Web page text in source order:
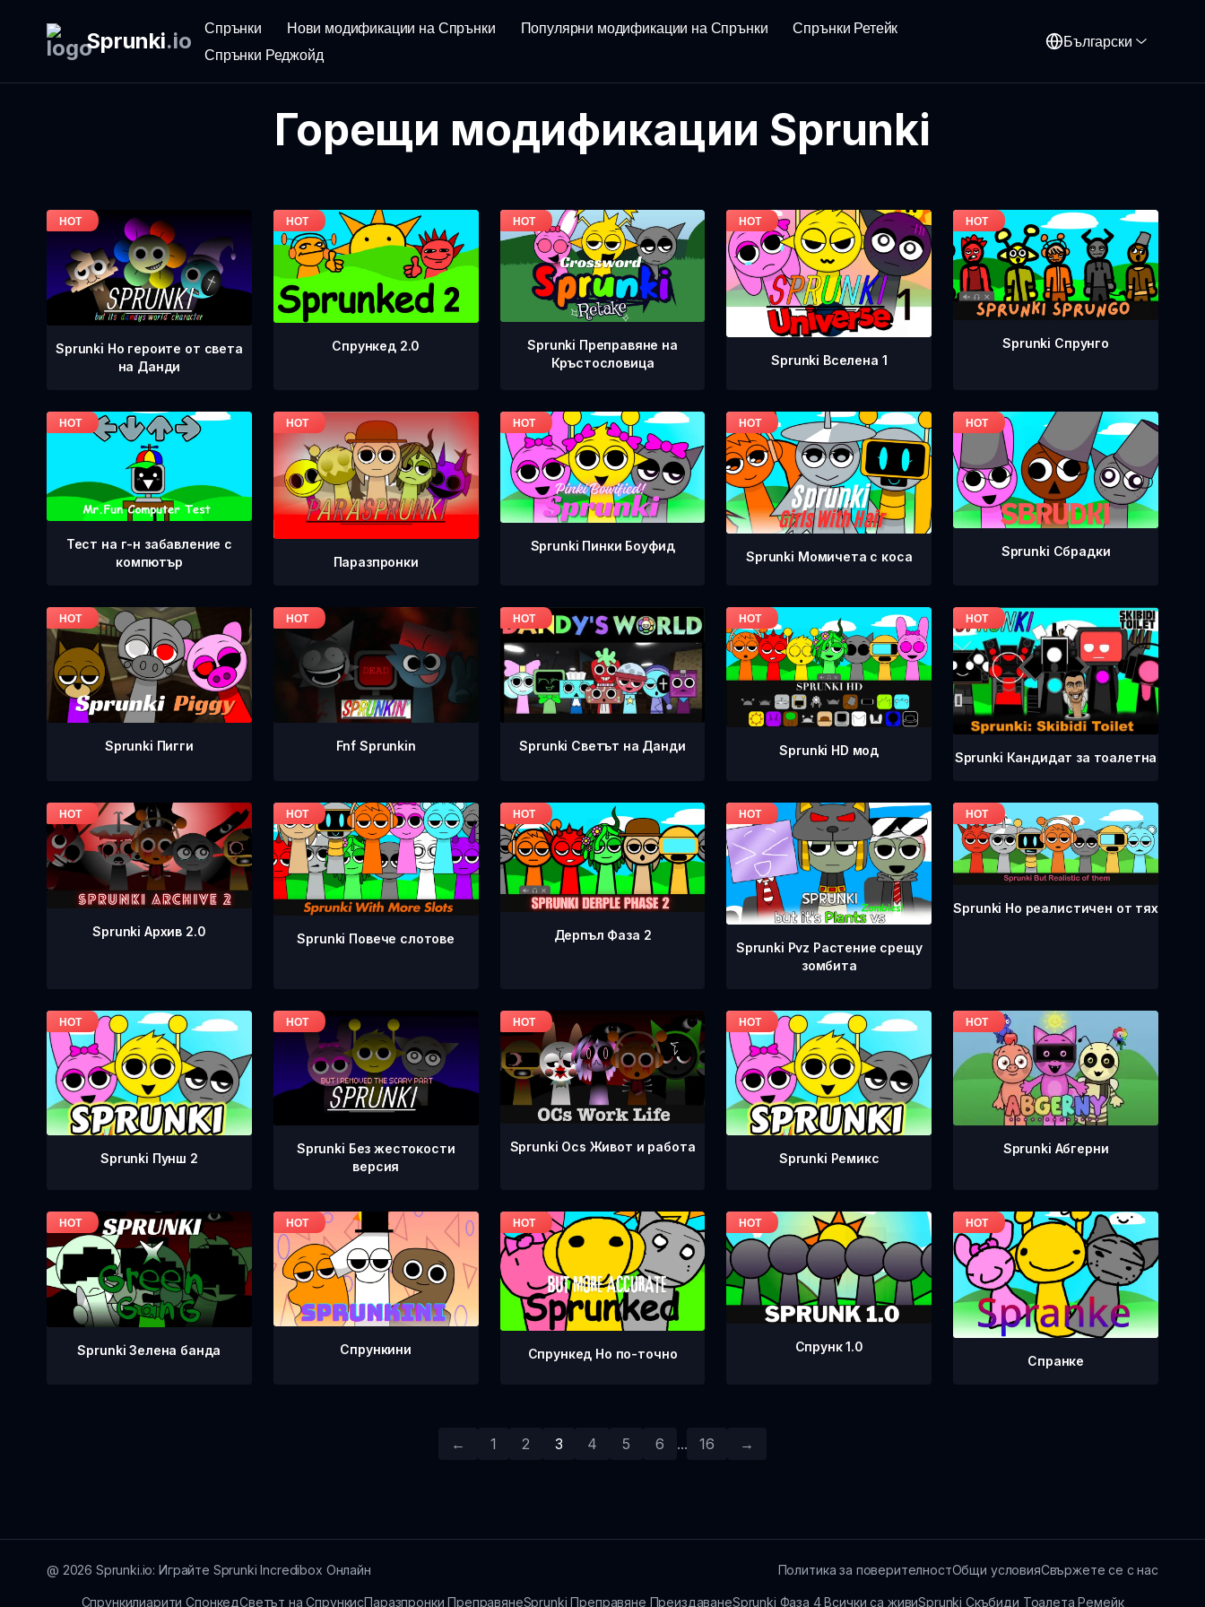
Sprunki.io Спрънки Нови модификации на Спрънки Популярни модификации на Спрънки
Спрънки Ретейк
Спрънки Реджойд
Български
Горещи модификации Sprunki
Sprunki Но героите от света
на Данди
Спрункед 2.0
Sprunki Преправяне на
Кръстословица
Sprunki Вселена 1
Sprunki Спрунго
Тест на г-н забавление с
компютър
Паразпронки
Sprunki Пинки Боуфид
Sprunki Момичета с коса Sprunki Сбрадки
Sprunki Пигги Fnf Sprunkin Sprunki Светът на Данди Sprunki HD мод Sprunki Кандидат за тоалетна
Sprunki Архив 2.0
Sprunki Повече слотове Дерпъл Фаза 2
Sprunki Pvz Растение срещу
зомбита
Sprunki Но реалистичен от тях
Sprunki Пунш 2
Sprunki Без жестокости
версия
Sprunki Ocs Живот и работа
Sprunki Ремикс
Sprunki Абгерни
Sprunki Зелена банда Спрункини Спрункед Но по-точно
Спрунк 1.0
Спранке
← 1 2 3 4 5 6 ... 16 →
@ 2026 Sprunki.io: Играйте Sprunki Incredibox Онлайн Политика за поверителностОбщи условияСвържете се с нас
Спрункилиарити СпонкедСветът на СпрункисПаразпронки ПреправянеSprunki Преправяне ПреиздаванеSprunki Фаза 4 Всички са живиSprunki Скъбиди Тоалета Ремейк